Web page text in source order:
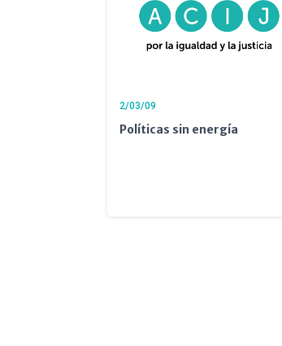
2/03/09
Políticas sin energía